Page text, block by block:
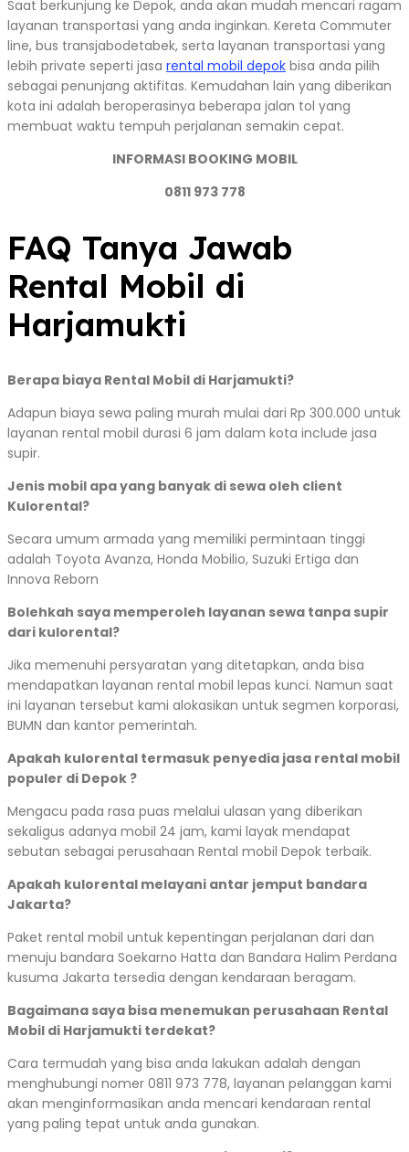
Saat berkunjung ke Depok, anda akan mudah mencari ragam
layanan transportasi yang anda inginkan. Kereta Commuter
line, bus transjabodetabek, serta layanan transportasi yang
lebih private seperti jasa rental mobil depok bisa anda pilih
sebagai penunjang aktifitas. Kemudahan lain yang diberikan
kota ini adalah beroperasinya beberapa jalan tol yang
membuat waktu tempuh perjalanan semakin cepat.
INFORMASI BOOKING MOBIL
0811 973 778
FAQ Tanya Jawab
Rental Mobil di
Harjamukti
Berapa biaya Rental Mobil di Harjamukti?
Adapun biaya sewa paling murah mulai dari Rp 300.000 untuk
layanan rental mobil durasi 6 jam dalam kota include jasa
supir.
Jenis mobil apa yang banyak di sewa oleh client
Kulorental?
Secara umum armada yang memiliki permintaan tinggi
adalah Toyota Avanza, Honda Mobilio, Suzuki Ertiga dan
Innova Reborn
Bolehkah saya memperoleh layanan sewa tanpa supir
dari kulorental?
Jika memenuhi persyaratan yang ditetapkan, anda bisa
mendapatkan layanan rental mobil lepas kunci. Namun saat
ini layanan tersebut kami alokasikan untuk segmen korporasi,
BUMN dan kantor pemerintah.
Apakah kulorental termasuk penyedia jasa rental mobil
populer di Depok ?
Mengacu pada rasa puas melalui ulasan yang diberikan
sekaligus adanya mobil 24 jam, kami layak mendapat
sebutan sebagai perusahaan Rental mobil Depok terbaik.
Apakah kulorental melayani antar jemput bandara
Jakarta?
Paket rental mobil untuk kepentingan perjalanan dari dan
menuju bandara Soekarno Hatta dan Bandara Halim Perdana
kusuma Jakarta tersedia dengan kendaraan beragam.
Bagaimana saya bisa menemukan perusahaan Rental
Mobil di Harjamukti terdekat?
Cara termudah yang bisa anda lakukan adalah dengan
menghubungi nomer 0811 973 778, layanan pelanggan kami
akan menginformasikan anda mencari kendaraan rental
yang paling tepat untuk anda gunakan.